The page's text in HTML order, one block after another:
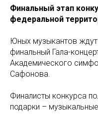
Финальный этап
федеральной
Юных музыкантов ждут
финальный Гала-
Академического
Сафонова.
Финалисты конкурса
подарки –